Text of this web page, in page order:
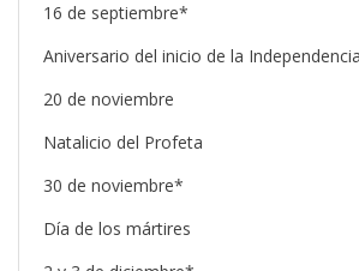
16 de septiembre*
Aniversario del inicio de la
20 de noviembre
Natalicio del Profeta
30 de noviembre*
Día de los mártires